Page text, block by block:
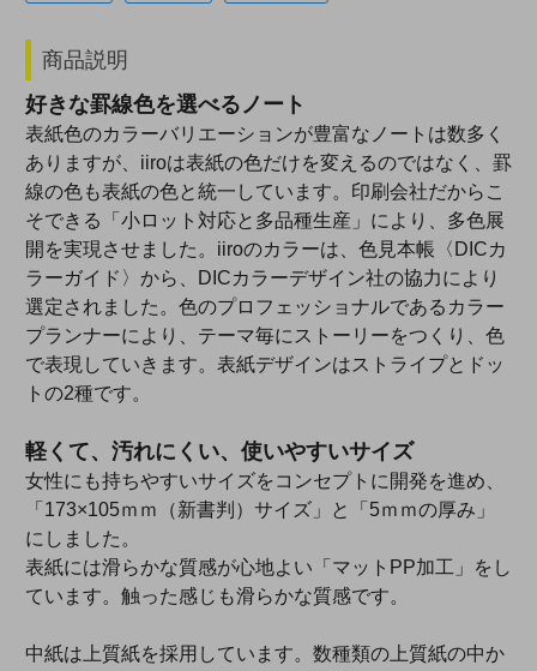
商品説明
好きな罫線色を選べるノート
表紙色のカラーバリエーションが豊富なノートは数多く
ありますが、iiroは表紙の色だけを変えるのではなく、罫
線の色も表紙の色と統一しています。印刷会社だからこ
そできる「小ロット対応と多品種生産」により、多色展
開を実現させました。iiroのカラーは、色見本帳〈DICカ
ラーガイド〉から、DICカラーデザイン社の協力により
選定されました。色のプロフェッショナルであるカラー
プランナーにより、テーマ毎にストーリーをつくり、色
で表現していきます。表紙デザインはストライプとドッ
トの2種です。
軽くて、汚れにくい、使いやすいサイズ
女性にも持ちやすいサイズをコンセプトに開発を進め、
「173×105ｍｍ（新書判）サイズ」と「5ｍｍの厚み」
にしました。
表紙には滑らかな質感が心地よい「マットPP加工」をし
ています。触った感じも滑らかな質感です。
中紙は上質紙を採用しています。数種類の上質紙の中か